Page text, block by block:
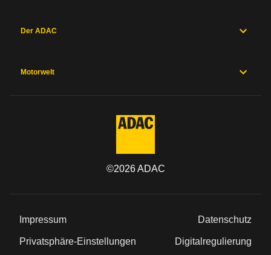
Der ADAC
Motorwelt
©2026ADAC
Impressum Datenschutz
Privatsphäre-Einstellungen Digitalregulierung